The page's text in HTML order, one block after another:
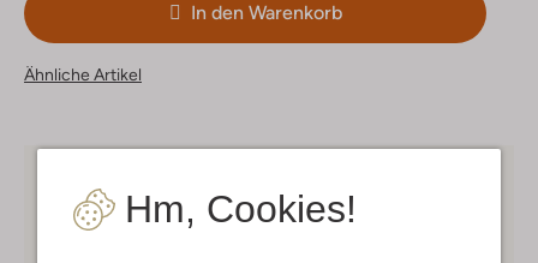
Hm, Cookies!
In den Warenkorb
Ähnliche Artikel
Kostenloser Versand
Mitglieder in Deutschland